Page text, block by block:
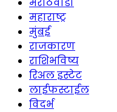
महाराष्ट्र
मुंबई
राजकारण
राशिभविष्य
रिअल इस्टेट
लाईफस्टाईल
विदर्भ